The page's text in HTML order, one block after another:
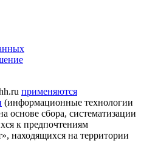
применяются
(информационные технологии
основе сбора, систематизации
к предпочтениям
находящихся на территории